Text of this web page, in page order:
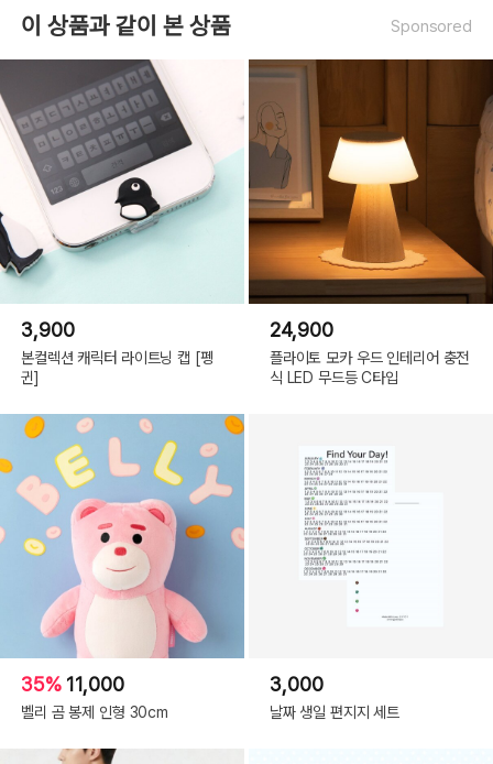
이 상품과 같이 본 상품 Sponsored
3,900
본컬렉션 캐릭터 라이트닝 캡 [펭
귄]
24,900
플라이토 모카 우드 인테리어 충전
식 LED 무드등 C타입
35% 11,000
벨리 곰 봉제 인형 30cm
3,000
날짜 생일 편지지 세트